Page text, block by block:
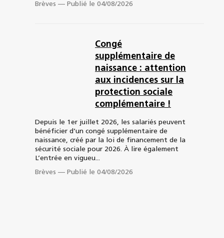
Brèves — Publié le 04/08/2026
Congé
supplémentaire de
naissance : attention
aux incidences sur la
protection sociale
complémentaire !
Depuis le 1er juillet 2026, les salariés peuvent
bénéficier d’un congé supplémentaire de
naissance, créé par la loi de financement de la
sécurité sociale pour 2026. À lire également
L’entrée en vigueu...
Brèves — Publié le 04/08/2026